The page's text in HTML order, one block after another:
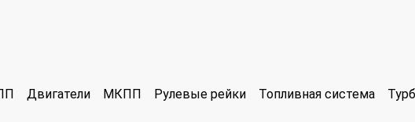
Двигатели МКПП Рулевые рейки Топливная система